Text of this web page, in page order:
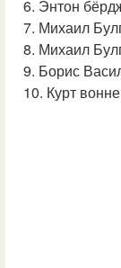
6. Энтон
7. Михаил
8. Михаил
9. Борис
10. Курт